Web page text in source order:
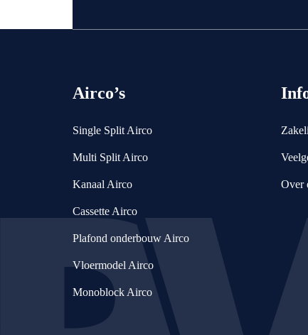
Airco’s
Single Split Airco
Multi Split Airco
Kanaal Airco
Cassette Airco
Plafond onderbouw Airco
Vloermodel Airco
Monoblock Airco
Over